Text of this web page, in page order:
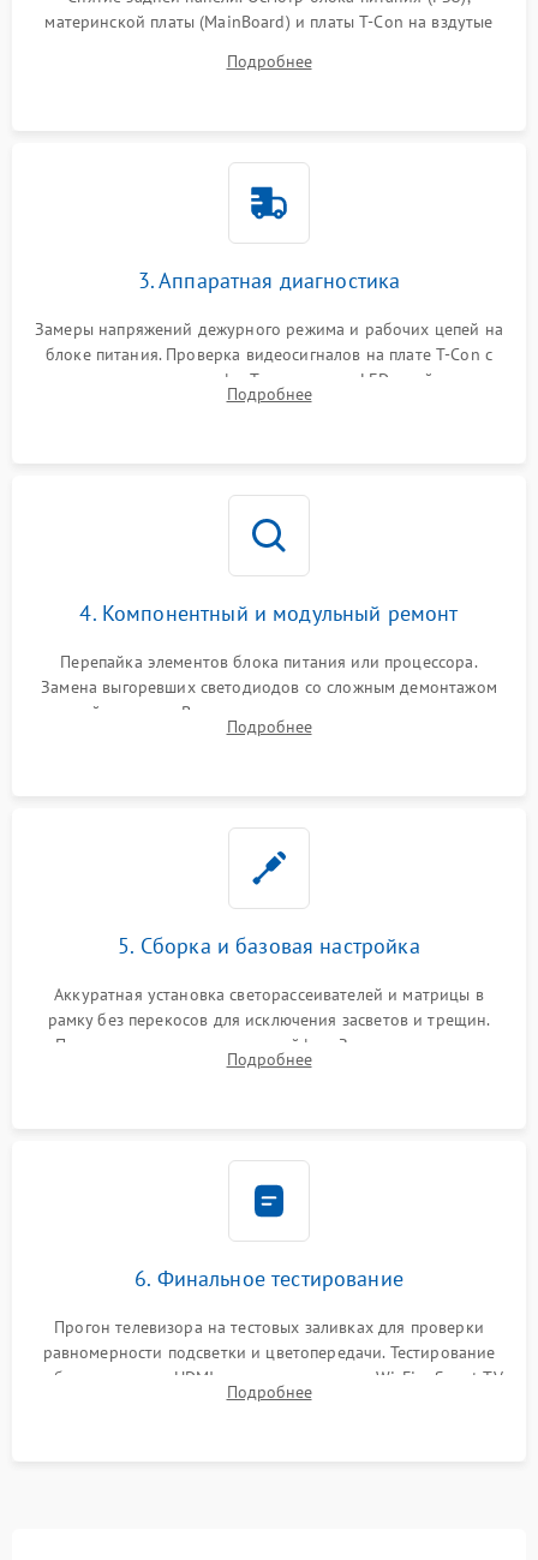
материнской платы (MainBoard) и платы T-Con на вздутые
Проверка надежности фиксации и целостности шлейфов.
Подробнее
3. Аппаратная диагностика
Замеры напряжений дежурного режима и рабочих цепей на
блоке питания. Проверка видеосигналов на плате T-Con с
помощью осциллографа. Тестирование LED-драйвера и
светодиодных планок подсветки мультиметром.
Подробнее
4. Компонентный и модульный ремонт
Перепайка элементов блока питания или процессора.
Замена выгоревших светодиодов со сложным демонтажом
хрупкой матрицы. Восстановление поврежденных дорожек,
прошивка микросхем памяти EEPROM
Подробнее
5. Сборка и базовая настройка
Аккуратная установка светорассеивателей и матрицы в
рамку без перекосов для исключения засветов и трещин.
Подключение внутренних шлейфов. Закрытие корпуса.
Сброс настроек и обновление программного обеспечения.
Подробнее
6. Финальное тестирование
Прогон телевизора на тестовых заливках для проверки
равномерности подсветки и цветопередачи. Тестирование
работы разъемов HDMI, динамиков, модуля Wi-Fi и Smart TV
в рабочем режиме в течение нескольких часов.
Подробнее